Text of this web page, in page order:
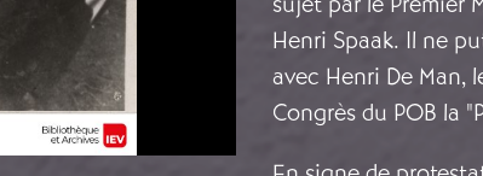
Henri Spaak. Il ne
avec Henri De Man,
Congrès du POB la